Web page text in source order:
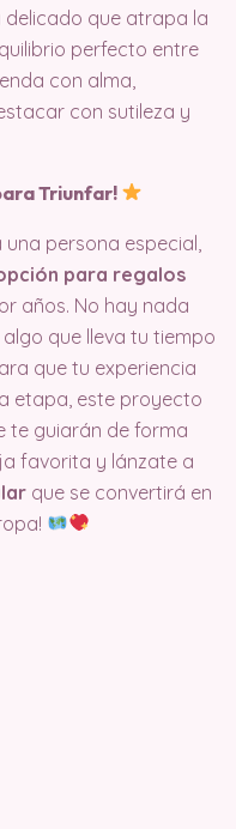
delicado que atrapa la
perfecto entre
con alma,
con sutileza y
Triunfar!
persona especial,
para regalos
años. No hay nada
que lleva tu tiempo
que tu experiencia
etapa, este proyecto
te guiarán de forma
favorita y lánzate a
que se convertirá en